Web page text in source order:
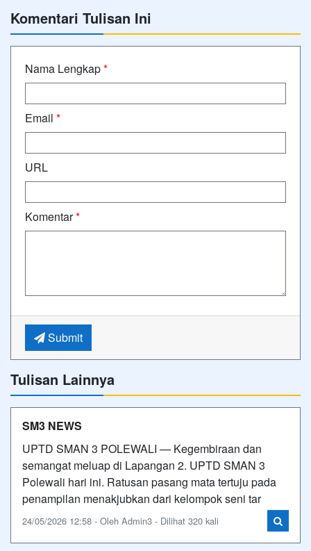
Komentari Tulisan Ini
Nama Lengkap*
Email *
URL
Komentar*
Submit
Tulisan Lainnya
SM3 NEWS
UPTD SMAN 3 POLEWALI — Kegembiraan dan
semangat meluap di Lapangan 2. UPTD SMAN 3
Polewali hari ini. Ratusan pasang mata tertuju pada
penampilan menakjubkan dari kelompok seni tar
24/05/2026 12:58 - Oleh Admin3 - Dilihat 320 kali